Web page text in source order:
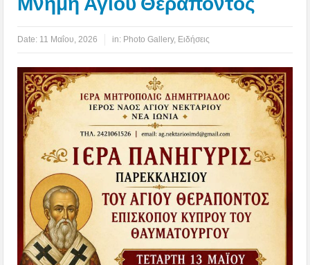
Date: 11 Μαΐου, 2026 in: Photo Gallery, Ειδήσεις